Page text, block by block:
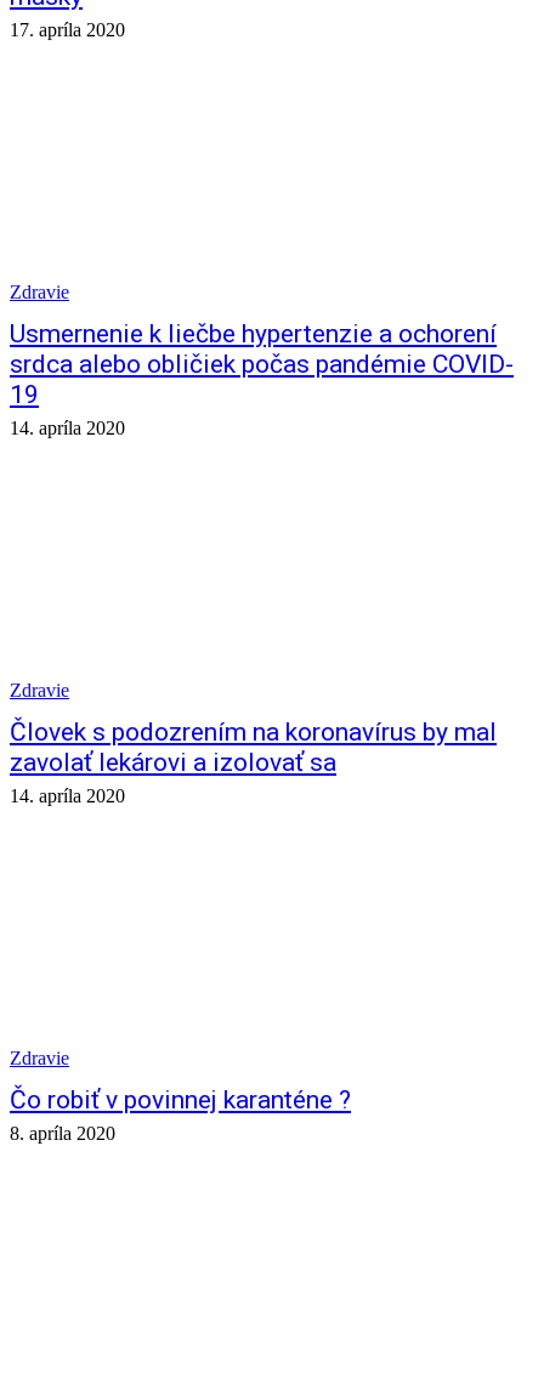
17. apríla 2020
Zdravie
Usmernenie k liečbe hypertenzie a ochorení
srdca alebo obličiek počas pandémie COVID-
19
14. apríla 2020
Zdravie
Človek s podozrením na koronavírus by mal
zavolať lekárovi a izolovať sa
14. apríla 2020
Zdravie
Čo robiť v povinnej karanténe ?
8. apríla 2020